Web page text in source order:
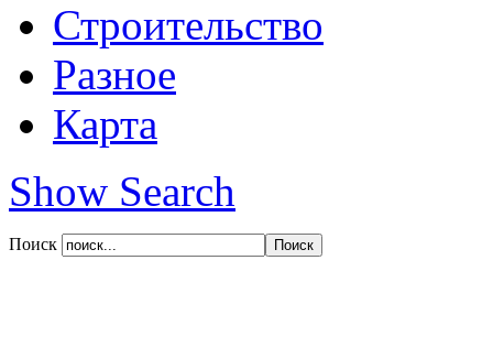
Строительство
Разное
Карта
Show Search
Поиск